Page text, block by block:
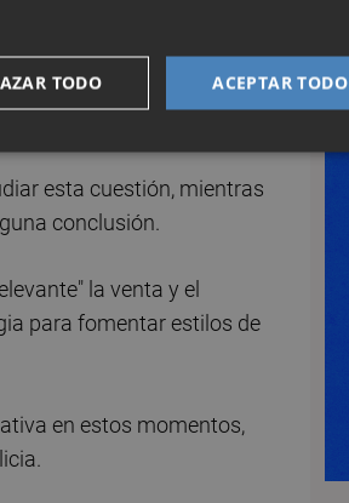
el diseño de acciones para
aunque, de
esta cuestión, mientras
conclusión.
la venta y el
para fomentar estilos de
en estos momentos,
ACEPTAR TODO
TODO